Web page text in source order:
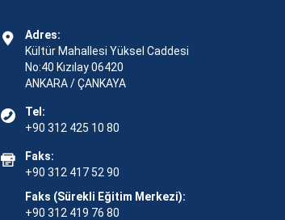
Adres:
Kültür Mahallesi Yüksel Caddesi
No:40 Kızılay 06420
ANKARA / ÇANKAYA
Tel:
+90 312 425 10 80
Faks:
+90 312 417 52 90
Faks (Sürekli Eğitim Merkezi):
+90 312 419 76 80